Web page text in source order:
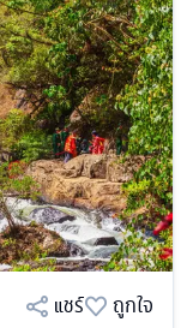
แชร์
ถูกใจ